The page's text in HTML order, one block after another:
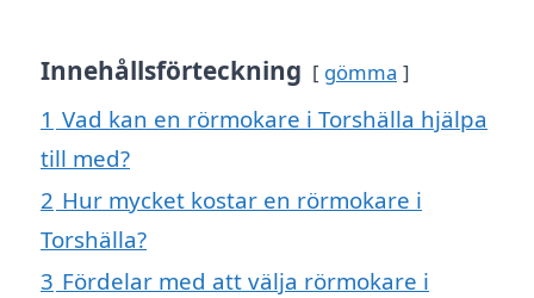
Innehållsförteckning gömma
1 Vad kan en rörmokare i Torshälla hjälpa
till med?
2 Hur mycket kostar en rörmokare i
Torshälla?
3 Fördelar med att välja rörmokare i